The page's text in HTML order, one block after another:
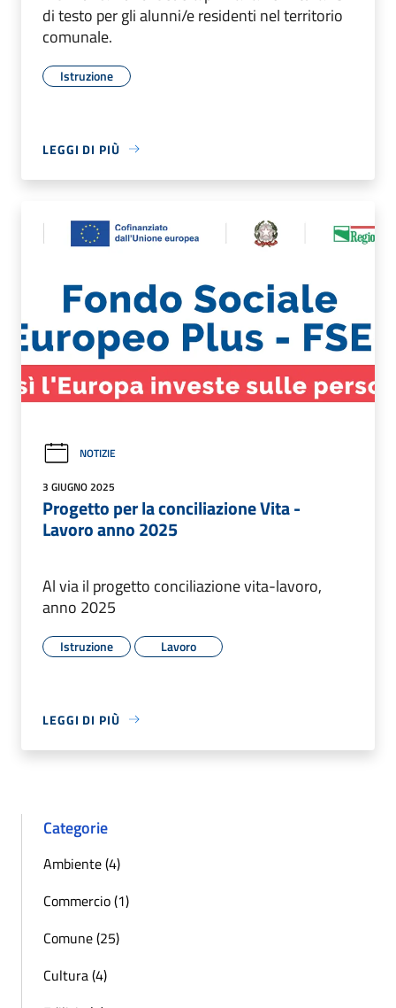
di testo per gli alunni/e residenti nel territorio
comunale.
Istruzione
LEGGI DI PIÙ
NOTIZIE
3 GIUGNO 2025
Progetto per la conciliazione Vita -
Lavoro anno 2025
Al via il progetto conciliazione vita-lavoro,
anno 2025
Istruzione Lavoro
LEGGI DI PIÙ
Categorie
Ambiente (4)
Commercio (1)
Comune (25)
Cultura (4)